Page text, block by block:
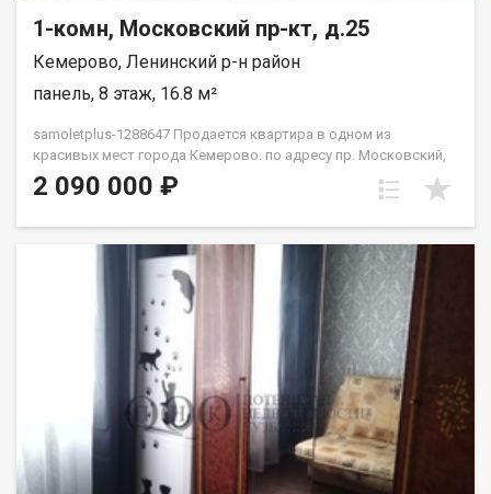
1-комн, Московский пр-кт, д.25
Кемерово, Ленинский р-н район
панель, 8 этаж, 16.8 м²
samoletplus-1288647 Продается квартира в одном из
красивых мест города Кемерово. по адресу пр. Московский,
25 Квартира расположена на 8 этаже 9‑этажного дома.
Отличное сочетание цены и готовности к быстрой сделке.
этого объекта недвижимости: классный район для
проживания и сдачи в аренду ликвидность для последующей
сдачи в аренду или перепродажи доступная цена развитая
инфраструктура, рядом школа 78, 3 детских сада, ТЦ Лето
сити, магазины, остановка, детская поликлиника,
прогулочные зоны, футбольное поле. Неподалеку сквер. Один
взрослый собственник быстрый выход на сделку Приобретая
недвижимость через Федеральное Агентство Недвижимости
"Самолёт Плюс" Вы получаете: Гарантия юридической
чистоты сделки от компании, которая работает на рынке
недвижимости в городе Кемерово с 2010 года! Выгодная
ипотека только для клиентoв Cамолёт плюc! Платежи
2 090 000 ₽